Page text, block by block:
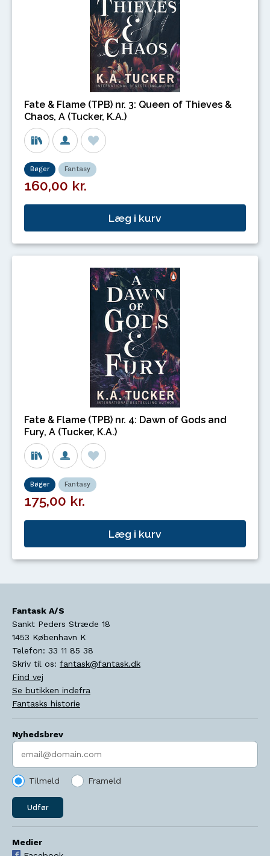
Fate & Flame (TPB) nr. 3: Queen of Thieves &
Chaos, A (Tucker, K.A.)
Bøger Fantasy
160,00 kr.
Læg i kurv
Fate & Flame (TPB) nr. 4: Dawn of Gods and
Fury, A (Tucker, K.A.)
Bøger Fantasy
175,00 kr.
Læg i kurv
Fantask A/S
Sankt Peders Stræde 18
1453 København K
Telefon: 33 11 85 38
Skriv til os: fantask@fantask.dk
Find vej
Se butikken indefra
Fantasks historie
Nyhedsbrev
Indtast søgeord
Tilmeld Frameld
Udfør
Medier